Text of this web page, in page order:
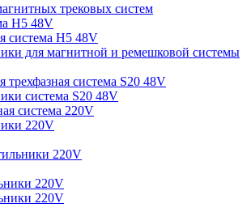
трековых систем
H5 48V
система H5 48V
для магнитной и ремешковой системы
трехфазная система S20 48V
система S20 48V
система 220V
220V
220V
220V
220V